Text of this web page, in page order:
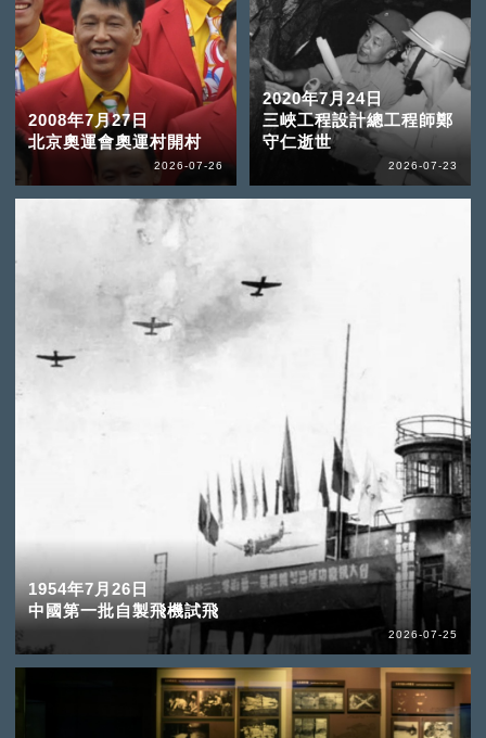
2008年7月27日
北京奧運會奧運村開村
2026-07-26
1954年7月26日
中國第一批自製飛機試飛
2026-07-25
2020年7月24日
三峽工程設計總工程師鄭
守仁逝世
2026-07-23